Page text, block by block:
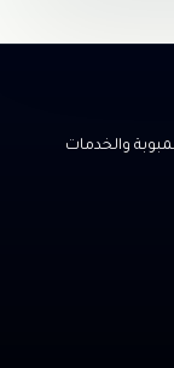
والخدمات